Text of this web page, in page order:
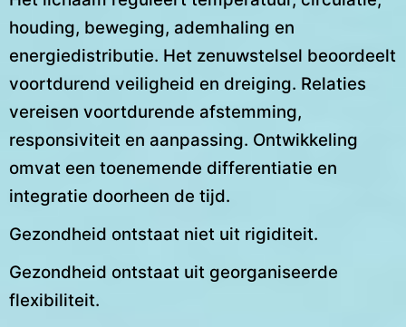
houding, beweging, ademhaling en
energiedistributie. Het zenuwstelsel beoordeelt
voortdurend veiligheid en dreiging. Relaties
vereisen voortdurende afstemming,
responsiviteit en aanpassing. Ontwikkeling
omvat een toenemende differentiatie en
integratie doorheen de tijd.
Gezondheid ontstaat niet uit rigiditeit.
Gezondheid ontstaat uit georganiseerde
flexibiliteit.